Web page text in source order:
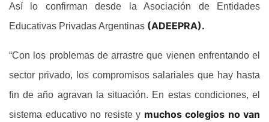
Así lo confirman desde la Asociación de Entidades
Educativas Privadas Argentinas (ADEEPRA).
“Con los problemas de arrastre que vienen enfrentando el
sector privado, los compromisos salariales que hay hasta
fin de año agravan la situación. En estas condiciones, el
sistema educativo no resiste y muchos colegios no van